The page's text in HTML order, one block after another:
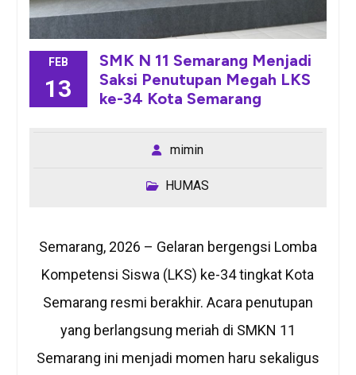
FEB
13
SMK N 11 Semarang Menjadi
Saksi Penutupan Megah LKS
ke-34 Kota Semarang
mimin
HUMAS
Semarang, 2026 – Gelaran bergengsi Lomba
Kompetensi Siswa (LKS) ke-34 tingkat Kota
Semarang resmi berakhir. Acara penutupan
yang berlangsung meriah di SMKN 11
Semarang ini menjadi momen haru sekaligus